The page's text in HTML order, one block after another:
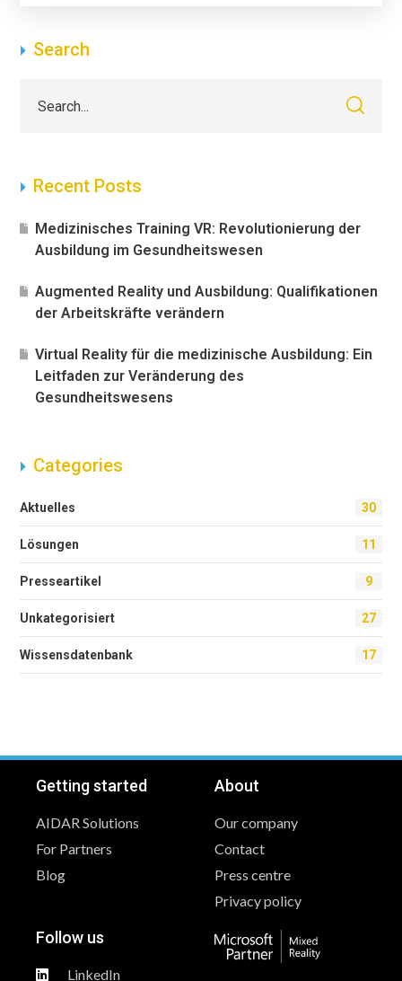
Search
Recent Posts
Medizinisches Training VR: Revolutionierung der
Ausbildung im Gesundheitswesen
Augmented Reality und Ausbildung: Qualifikationen
der Arbeitskräfte verändern
Virtual Reality für die medizinische Ausbildung: Ein
Leitfaden zur Veränderung des
Gesundheitswesens
Categories
Aktuelles 30
Lösungen 11
Presseartikel 9
Unkategorisiert 27
Wissensdatenbank 17
Getting started
AIDAR Solutions
For Partners
Blog
About
Our company
Contact
Press centre
Privacy policy
Follow us
LinkedIn